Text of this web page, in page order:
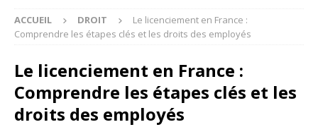
ACCUEIL DROIT
Le licenciement en France :
Comprendre les étapes clés et les droits des employés
Le licenciement en France :
Comprendre les étapes clés et les
droits des employés